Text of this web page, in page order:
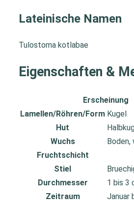
Lateinische Namen
Tulostoma kotlabae
Eigenschaften &
Erscheinung
Lamellen/Röhren/Form Kugel
Hut
Wuchs
Boden,
Fruchtschicht
Stiel
Durchmesser
1 bis 3
Zeitraum
Januar